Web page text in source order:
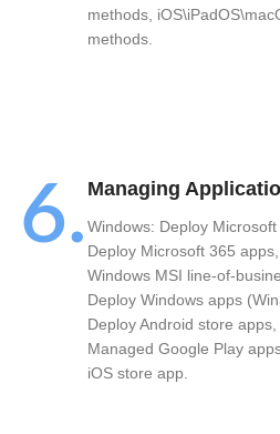
methods,
methods.
6.Managing
Windows: Deploy Microsoft
Deploy Microsoft 365
Windows MSI line-of-
Deploy Windows apps
Deploy Android store
Managed Google Play
iOS store app.